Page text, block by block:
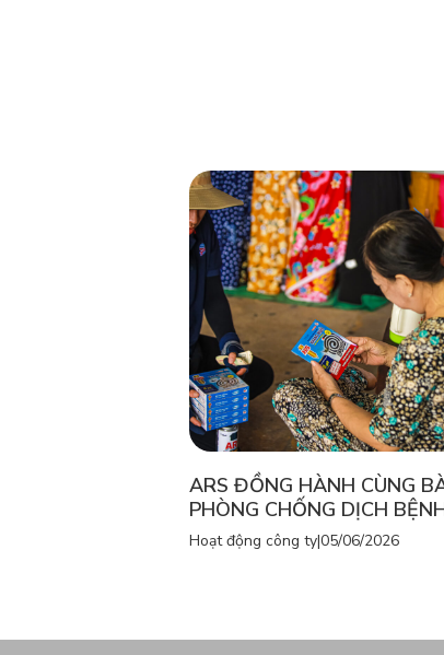
ARS ĐỒNG HÀNH CÙNG
PHÒNG CHỐNG DỊCH
Hoạt động công ty|05/06/2026